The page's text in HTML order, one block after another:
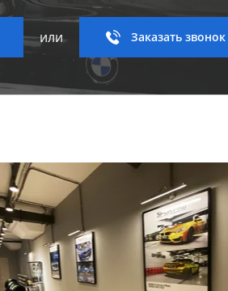
или Заказать звонок